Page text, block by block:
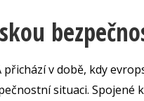
v době, kdy
situaci. Spojené